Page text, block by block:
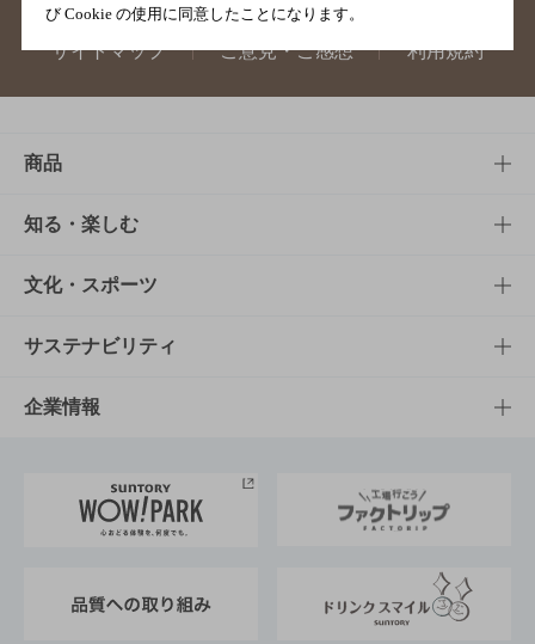
サイトマップ ご意見・ご感想 利用規約
商品
商品TOP
商品一覧
商品発売情報
栄養成分一覧
知る・楽しむ
知る・楽しむTOP
キャンペーン
工場見学
地域情報
文化・スポーツ
文化・スポーツTOP
サントリーホール
サントリーサンバーズ大阪
サステナビリティ
サステナビリティTOP
サントリーが考えるサステナビリティ経営
企業情報
企業概要
び Cookie の使用に同意したことになります。